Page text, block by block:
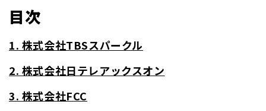
目次
1. 株式会社TBSスパークル
2. 株式会社日テレアックスオン
3. 株式会社FCC